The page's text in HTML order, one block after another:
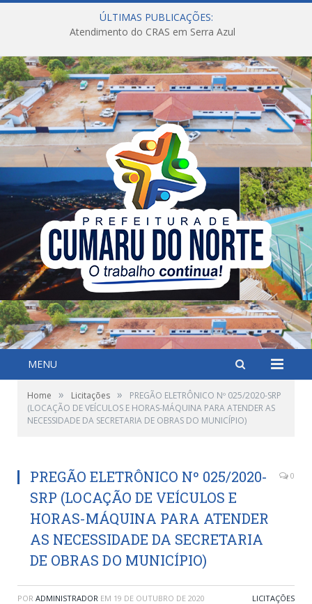
ÚLTIMAS PUBLICAÇÕES:
Atendimento do CRAS em Serra Azul
MENU
Home » Licitações »
PREGÃO ELETRÔNICO Nº 025/2020-SRP
(LOCAÇÃO DE VEÍCULOS E HORAS-MÁQUINA PARA ATENDER AS
NECESSIDADE DA SECRETARIA DE OBRAS DO MUNICÍPIO)
PREGÃO ELETRÔNICO Nº 025/2020-
SRP (LOCAÇÃO DE VEÍCULOS E
HORAS-MÁQUINA PARA ATENDER
AS NECESSIDADE DA SECRETARIA
DE OBRAS DO MUNICÍPIO)
0
POR ADMINISTRADOR EM 19 DE OUTUBRO DE 2020 LICITAÇÕES